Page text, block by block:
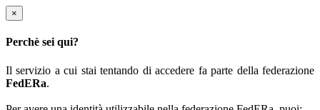
×
Perchè sei qui?
Il servizio a cui stai tentando di accedere fa parte della federazione
FedERa.